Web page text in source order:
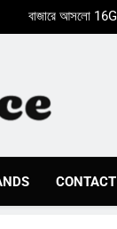
Phone 2a একটি
Phone 2a একটি
2023 At